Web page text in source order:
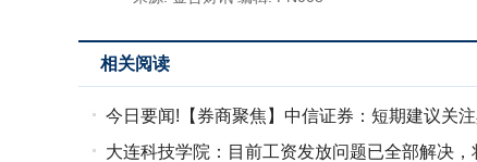
相关阅读
今日要闻!【券商聚焦】中信证券：短期建议关
集卖铲人
大连科技学院：目前工资发放问题已全部解决